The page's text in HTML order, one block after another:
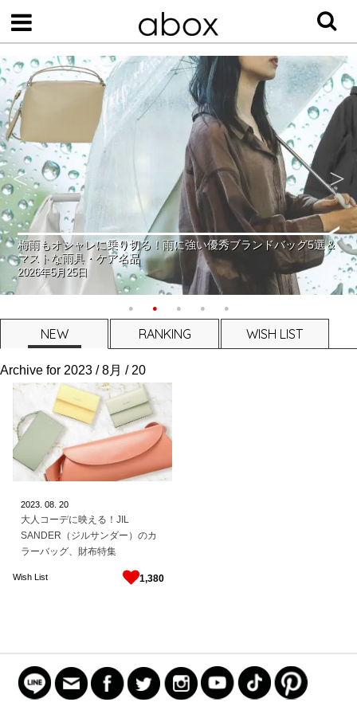
梅雨もオシャレに乗り切る！雨に強い優秀ブランドバッグ5選＆
マストな雨具・ケア名品
2026年5月25日
NEW RANKING WISH LIST
Archive for 2023 / 8月 / 20
2023. 08. 20
大人コーデに映える！JIL
SANDER（ジルサンダー）のカ
ラーバッグ、財布特集
1,380
Wish List